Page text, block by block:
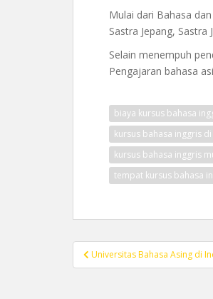
Mulai dari Bahasa
Sastra Jepang, Sastra
Selain menempuh
Pengajaran bahasa
biaya kursus bahasa
kursus bahasa inggris
kursus bahasa inggris
tempat kursus bahasa
Post
navigation
Universitas Bahasa Asing di